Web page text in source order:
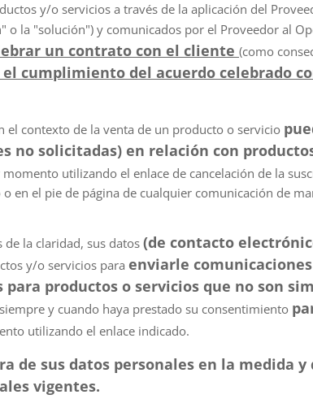
y/o servicios a través de la aplicación del
o la "solución") y comunicados por el Proveedor al
un contrato con el cliente (como
el cumplimiento del acuerdo celebrado
el contexto de la venta de un producto o servicio
solicitadas) en relación con
utilizando el enlace de cancelación de la
en el pie de página de cualquier comunicación de
la claridad, sus datos (de contacto
y/o servicios para enviarle
productos o servicios que no son
siempre y cuando haya prestado su consentimiento
utilizando el enlace indicado.
de sus datos personales en la medida
vigentes.